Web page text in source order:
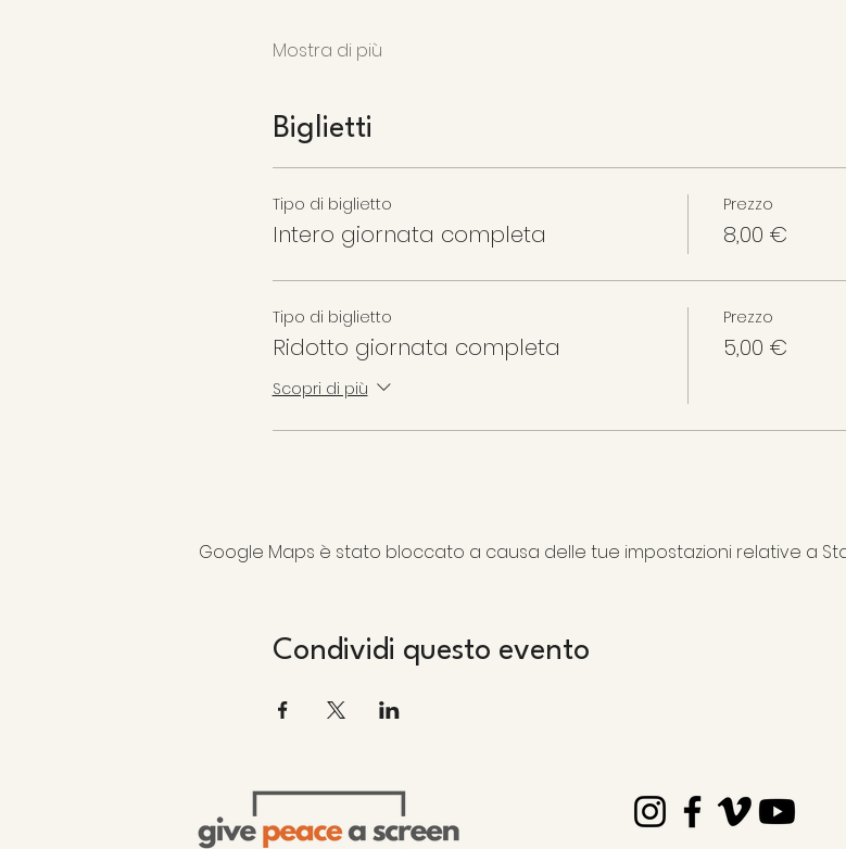
Mostra di più
Biglietti
Tipo di biglietto
Intero giornata completa
Prezzo
8,00 €
Tipo di biglietto
Ridotto giornata completa
Scopri di più
Prezzo
5,00 €
Google Maps è stato bloccato a causa delle tue impostazioni relative a
Condividi questo evento